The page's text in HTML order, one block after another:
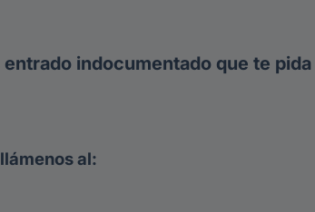
indocumentado que te
al: